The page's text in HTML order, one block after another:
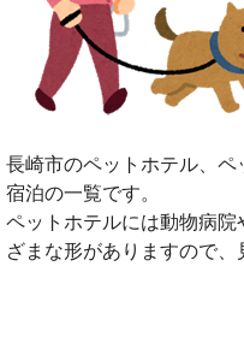
長崎市のペットホテル、ペ
宿泊の一覧です。
ペットホテルには動物病院
ざまな形がありますので、